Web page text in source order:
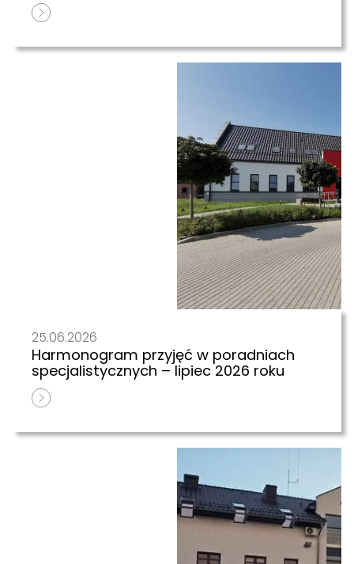
25.06.2026
Harmonogram przyjęć w poradniach
specjalistycznych – lipiec 2026 roku